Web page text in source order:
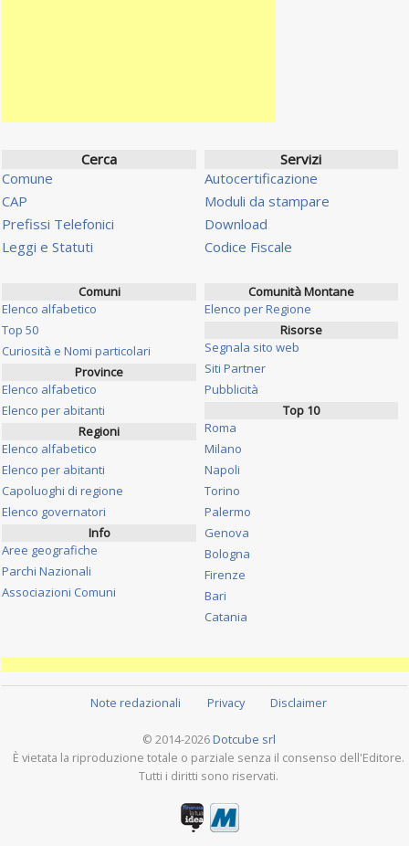
Cerca
Comune
CAP
Prefissi Telefonici
Leggi e Statuti
Servizi
Autocertificazione
Moduli da stampare
Download
Codice Fiscale
Comuni
Elenco alfabetico
Top 50
Curiosità e Nomi particolari
Province
Elenco alfabetico
Elenco per abitanti
Regioni
Elenco alfabetico
Elenco per abitanti
Capoluoghi di regione
Elenco governatori
Info
Aree geografiche
Parchi Nazionali
Associazioni Comuni
Comunità Montane
Elenco per Regione
Risorse
Segnala sito web
Siti Partner
Pubblicità
Top 10
Roma
Milano
Napoli
Torino
Palermo
Genova
Bologna
Firenze
Bari
Catania
Note redazionali Privacy Disclaimer
© 2014-2026 Dotcube srl
È vietata la riproduzione totale o parziale senza il consenso dell'Editore.
Tutti i diritti sono riservati.